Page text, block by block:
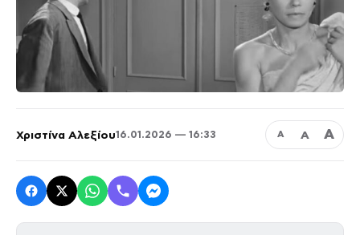
Χριστίνα Αλεξίου16.01.2026 — 16:33 Α Α Α